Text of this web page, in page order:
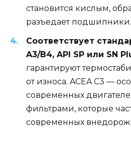
становится кислым,
разъедает подшипники.
Соответствует
A3/B4, API SP или SN
гарантируют
от износа. ACEA C3 —
современных
фильтрами, которые
современных